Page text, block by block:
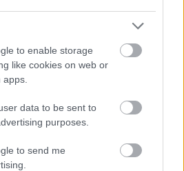
to enable storage
like cookies on web or
data to be sent to
purposes.
to send me